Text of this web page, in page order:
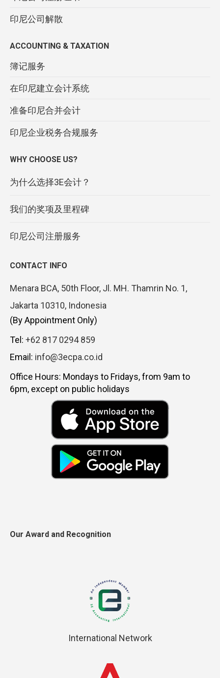
印尼公司解散
ACCOUNTING & TAXATION
簿记服务
在印尼建立会计系统
准备印尼合并会计
印尼企业税务合规服务
WHY CHOOSE US?
为什么选择3E会计？
我们的奖项及里程碑
印尼公司注册服务
CONTACT INFO
Menara BCA, 50th Floor, Jl. MH. Thamrin No. 1,
Jakarta 10310, Indonesia
(By Appointment Only)
Tel: +62 817 0294 859
Email: info@3ecpa.co.id
Office Hours: Mondays to Fridays, from 9am to
6pm, except on public holidays
Our Award and Recognition
International Network